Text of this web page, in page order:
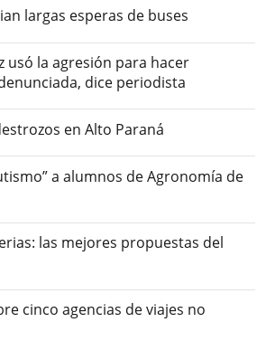
largas esperas de buses
usó la agresión para hacer
dice periodista
en Alto Paraná
a alumnos de Agronomía de
las mejores propuestas del
cinco agencias de viajes no